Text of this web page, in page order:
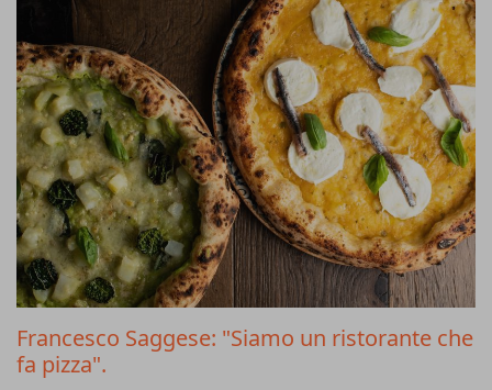
Francesco Saggese: "Siamo un ristorante che
fa pizza".